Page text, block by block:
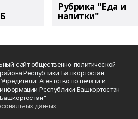
Рубрика "Еда и
напитки"
сайт общественно-политической
Республики Башкортостан
Агентство по печати и
Республики Башкортостан
данных